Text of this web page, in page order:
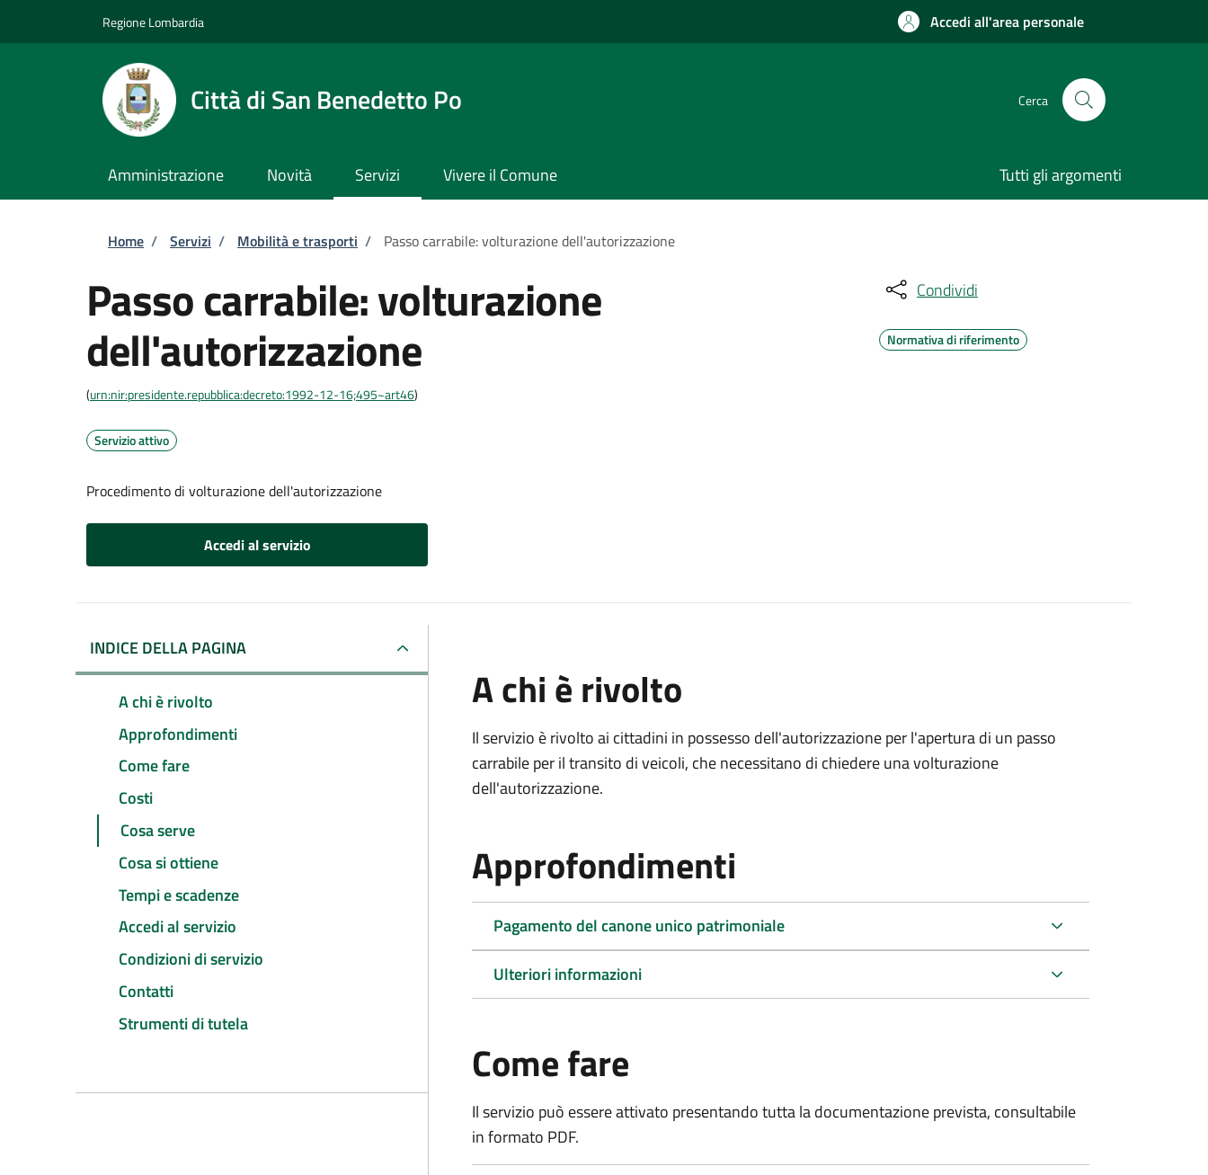
Regione Lombardia Accedi all'area personale
Città di San Benedetto Po Cerca
Amministrazione Novità Servizi Vivere il Comune Tutti gli argomenti
Briciole di pane
Home / Servizi / Mobilità e trasporti / Passo carrabile: volturazione dell'autorizzazione
Passo carrabile: volturazione
dell'autorizzazione
(urn:nir:presidente.repubblica:decreto:1992-12-16;495~art46)
Servizio attivo
Procedimento di volturazione dell'autorizzazione
Accedi al servizio
Condividi
Normativa di riferimento
INDICE DELLA PAGINA
A chi è rivolto
Approfondimenti
Come fare
Costi
Cosa serve
Cosa si ottiene
Tempi e scadenze
Accedi al servizio
Condizioni di servizio
Contatti
Strumenti di tutela
A chi è rivolto
Il servizio è rivolto ai cittadini in possesso dell'autorizzazione per l'apertura di un passo
carrabile per il transito di veicoli, che necessitano di chiedere una volturazione
dell'autorizzazione.
Approfondimenti
Pagamento del canone unico patrimoniale
Ulteriori informazioni
Come fare
Il servizio può essere attivato presentando tutta la documentazione prevista, consultabile
in formato PDF.